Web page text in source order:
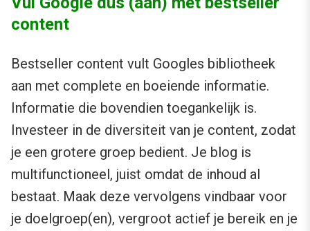
content
Bestseller content vult Googles bibliotheek
aan met complete en boeiende informatie.
Informatie die bovendien toegankelijk is.
Investeer in de diversiteit van je content, zodat
je een grotere groep bedient. Je blog is
multifunctioneel, juist omdat de inhoud al
bestaat. Maak deze vervolgens vindbaar voor
je doelgroep(en), vergroot actief je bereik en je